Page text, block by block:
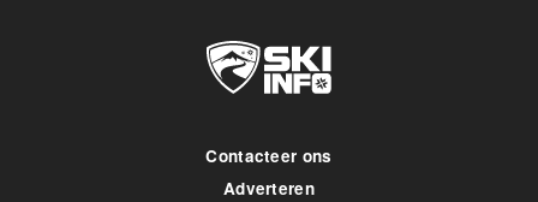
Contacteer ons
Adverteren